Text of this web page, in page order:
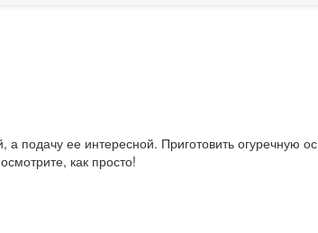
подачу ее интересной. Приготовить огуречную
как просто!